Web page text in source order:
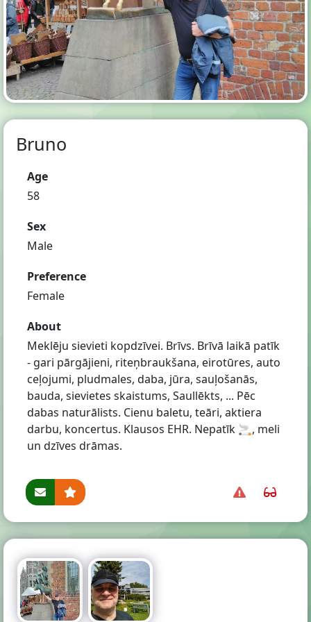
Bruno
Age
58
Sex
Male
Preference
Female
About
Meklēju sievieti kopdzīvei. Brīvs. Brīvā laikā patīk
- gari pārgājieni, riteņbraukšana, eirotūres, auto
ceļojumi, pludmales, daba, jūra, sauļošanās,
bauda, sievietes skaistums, Saullēkts, ... Pēc
dabas naturālists. Cienu baletu, teāri, aktiera
darbu, koncertus. Klausos EHR. Nepatīk 🚬, meli
un dzīves drāmas.